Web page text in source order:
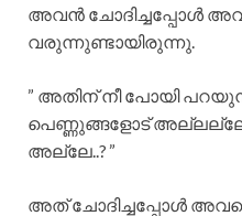
അവൻ ചോദിച്ചപ്പോൾ
വരുന്നുണ്ടായിരുന്നു.
” അതിന് നീ പോയി
പെണ്ണുങ്ങളോട്
അല്ലേ..? ”
അത് ചോദിച്ചപ്പോൾ